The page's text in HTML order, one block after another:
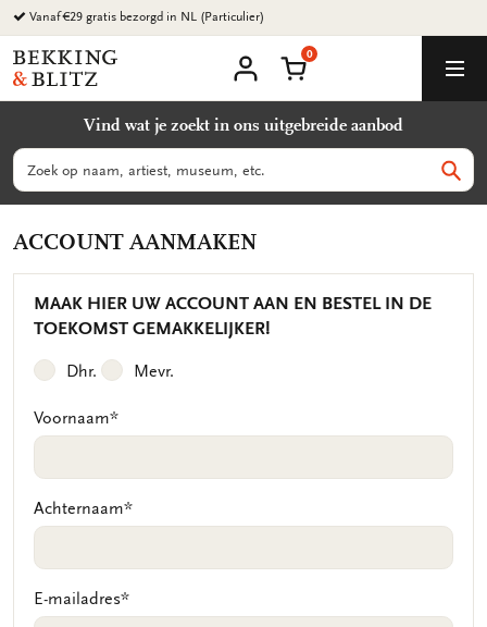
Ga
naar
content
Vanaf €29 gratis bezorgd in NL (Particulier)
Bekking
&
B.V.
account
Winkelmand
0
Vind wat je zoekt in ons uitgebreide aanbod
Zoeken
ACCOUNT AANMAKEN
MAAK HIER UW ACCOUNT AAN EN BESTEL IN DE
TOEKOMST GEMAKKELIJKER!
Dhr. Mevr.
Voornaam*
Achternaam*
E-mailadres*